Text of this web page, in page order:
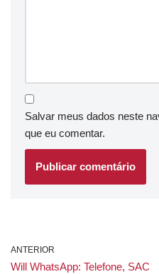
Salvar meus dados neste
que eu comentar.
ANTERIOR
Will WhatsApp: Telefone, SAC